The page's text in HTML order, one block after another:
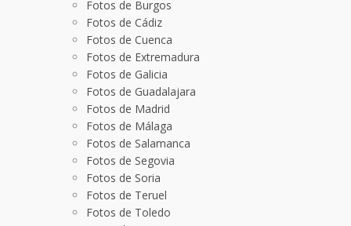
Fotos de Burgos
Fotos de Cádiz
Fotos de Cuenca
Fotos de Extremadura
Fotos de Galicia
Fotos de Guadalajara
Fotos de Madrid
Fotos de Málaga
Fotos de Salamanca
Fotos de Segovia
Fotos de Soria
Fotos de Teruel
Fotos de Toledo